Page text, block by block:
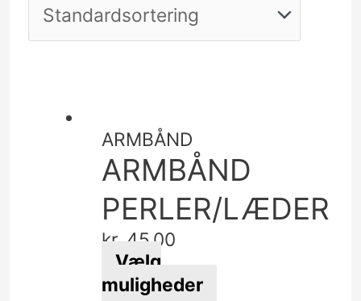
ARMBÅND
ARMBÅND
PERLER/LÆDER
kr. 45,00
Vælg
muligheder